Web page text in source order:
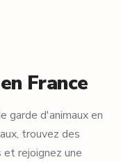
France
garde d'animaux en
trouvez des
rejoignez une